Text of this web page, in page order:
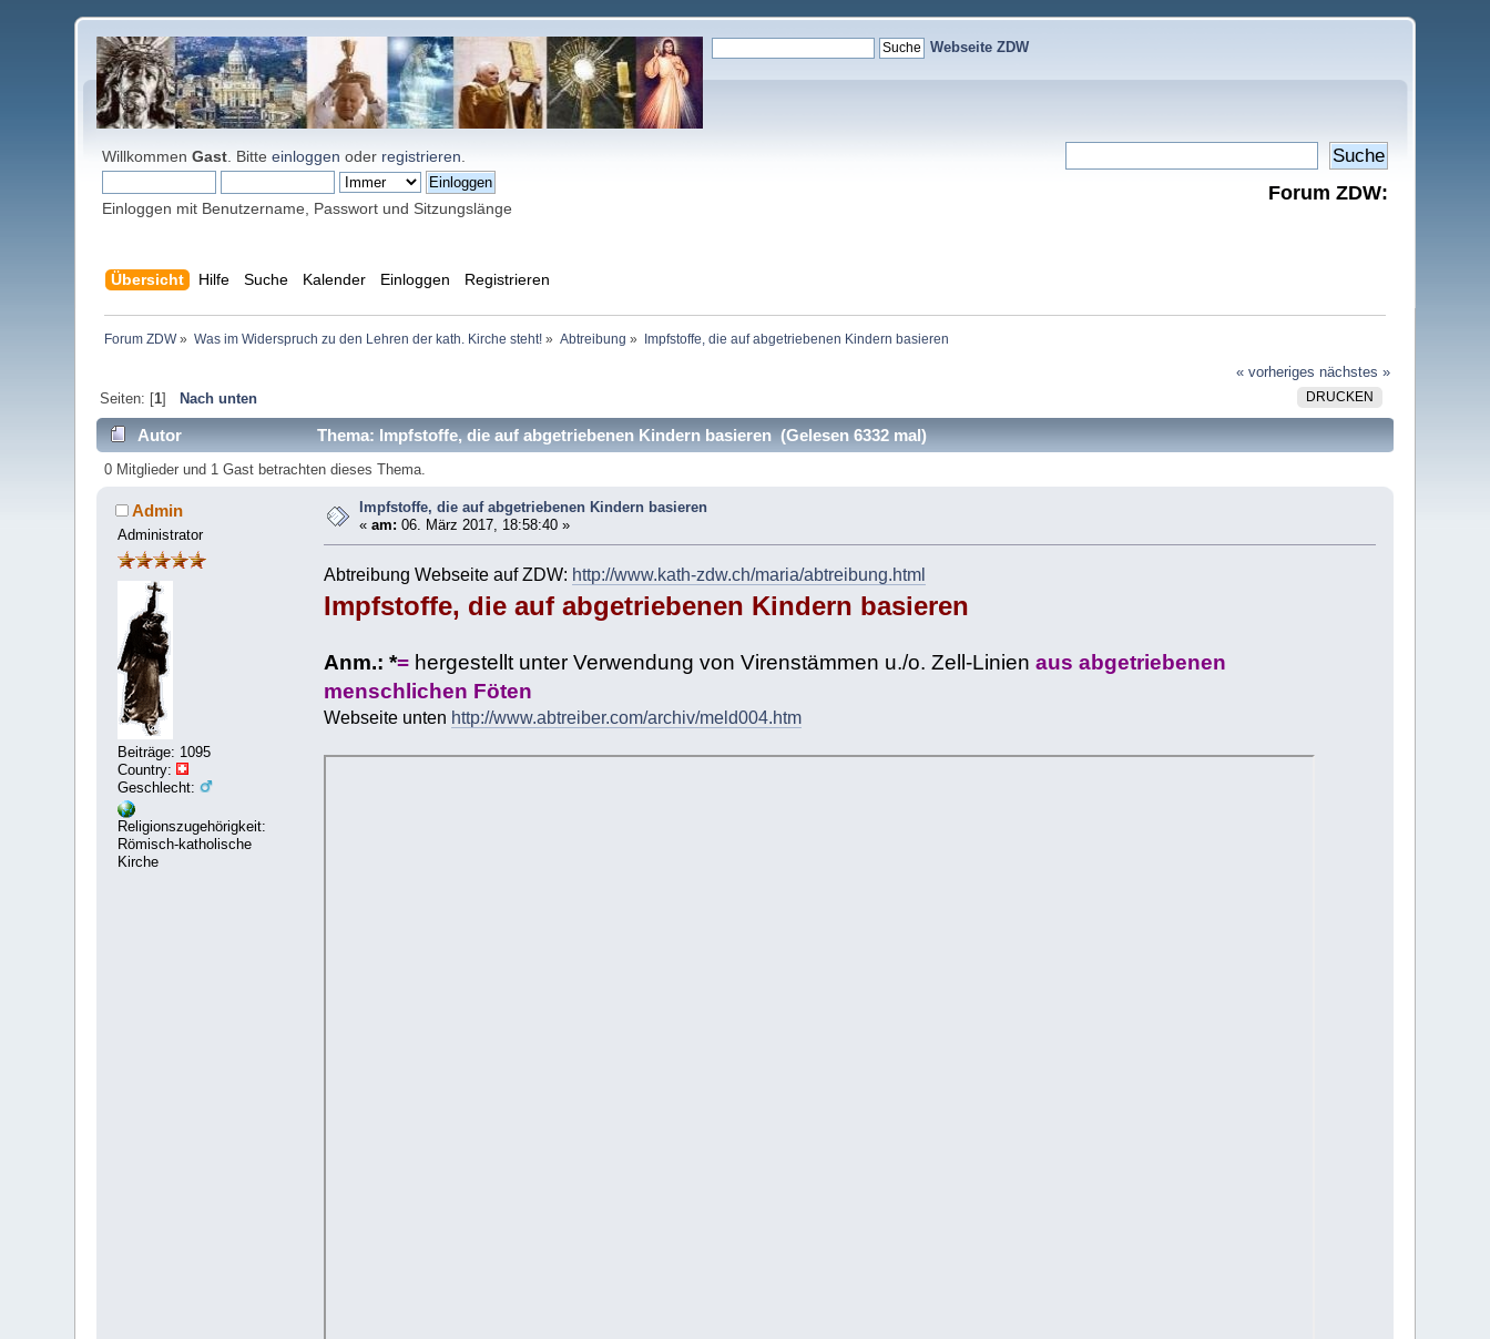
Webseite ZDW
WillkommenGast . Bitteeinloggen oder registrieren
Einloggen mit Benutzername, Passwort und Sitzungslänge
Forum ZDW:
Übersicht Hilfe Suche Kalender Einloggen Registrieren
Forum ZDW» Was im Widerspruch zu den Lehren der kath. Kirche steht!» Abtreibung » Impfstoffe, die auf abgetriebenen Kindern basieren
« vorheriges nächstes »
DRUCKEN
Seiten: [1] Nach unten
Autor Thema: Impfstoffe, die auf abgetriebenen Kindern basieren (Gelesen 6332 mal)
0 Mitglieder und 1 Gast betrachten dieses Thema.
Admin
Administrator
Beiträge: 1095
Country:
Geschlecht:
Religionszugehörigkeit:
Römisch-katholische
Kirche
Impfstoffe, die auf abgetriebenen Kindern basieren
«am: 06. März 2017, 18:58:40 »
Abtreibung Webseite auf ZDW: http://www.kath-zdw.ch/maria/abtreibung.html
Impfstoffe, die auf abgetriebenen Kindern basieren
Anm.: *= hergestellt unter Verwendung von Virenstämmen u./o. Zell-Linien aus abgetriebenen
menschlichen Föten
Webseite unten http://www.abtreiber.com/archiv/meld004.htm